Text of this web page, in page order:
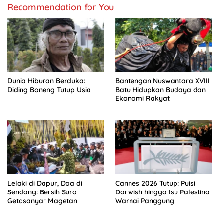
Recommendation for You
Dunia Hiburan Berduka:
Diding Boneng Tutup Usia
Bantengan Nuswantara XVIII
Batu Hidupkan Budaya dan
Ekonomi Rakyat
Lelaki di Dapur, Doa di
Sendang: Bersih Suro
Getasanyar Magetan
Cannes 2026 Tutup: Puisi
Darwish hingga Isu Palestina
Warnai Panggung